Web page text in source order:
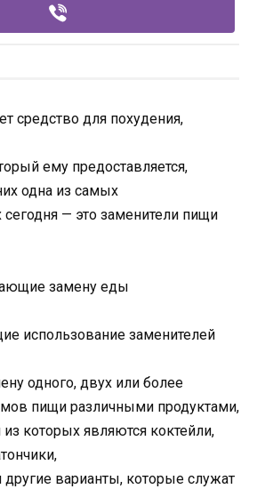
средство для похудения,
ему предоставляется,
одна из самых
сегодня — это заменители пищи
замену еды
использование заменителей
одного, двух или более
пищи различными продуктами,
которых являются коктейли,
другие варианты, которые служат